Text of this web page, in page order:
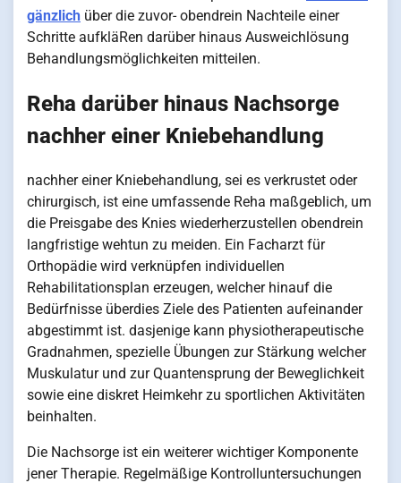
gänzlich über die zuvor- obendrein Nachteile einer
Schritte aufkläRen darüber hinaus Ausweichlösung
Behandlungsmöglichkeiten mitteilen.
Reha darüber hinaus Nachsorge
nachher einer Kniebehandlung
nachher einer Kniebehandlung, sei es verkrustet oder
chirurgisch, ist eine umfassende Reha maßgeblich, um
die Preisgabe des Knies wiederherzustellen obendrein
langfristige wehtun zu meiden. Ein Facharzt für
Orthopädie wird verknüpfen individuellen
Rehabilitationsplan erzeugen, welcher hinauf die
Bedürfnisse überdies Ziele des Patienten aufeinander
abgestimmt ist. dasjenige kann physiotherapeutische
Gradnahmen, spezielle Übungen zur Stärkung welcher
Muskulatur und zur Quantensprung der Beweglichkeit
sowie eine diskret Heimkehr zu sportlichen Aktivitäten
beinhalten.
Die Nachsorge ist ein weiterer wichtiger Komponente
jener Therapie. Regelmäßige Kontrolluntersuchungen